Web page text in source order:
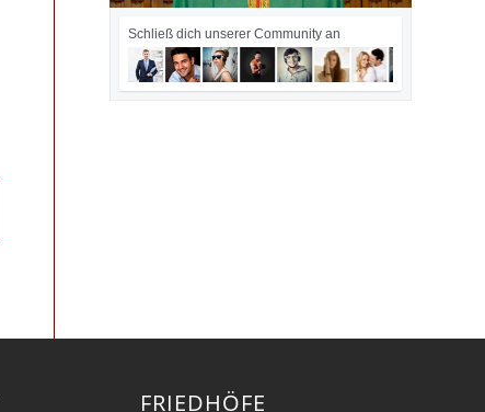
Schließ dich unserer Community an
FRIEDHÖFE